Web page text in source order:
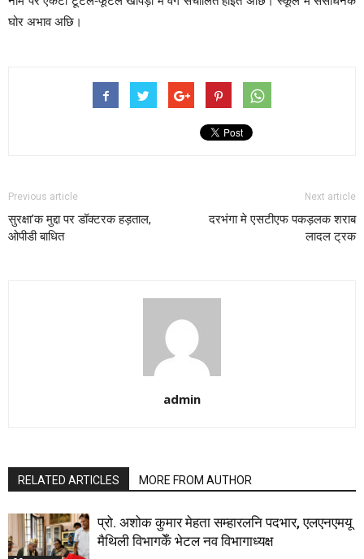
घोर अभाव अछि।
Previous article
सुरक्षा’क मुद्दा पर डॉक्टरक हड़ताल,
ओपीडी बाधित
Next article
दरभंगा मे एसटीएफ पकड़लक शराब
लादल ट्रक
admin
RELATED ARTICLES MORE FROM AUTHOR
प्रो. अशोक कुमार मेहता सम्हारलनि पदभार, एलएनएमयू
मैथिली विभागकेँ भेटल नव विभागाध्यक्ष